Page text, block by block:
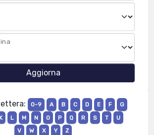
0-9 A B C D E F
G
L M N O P Q R S T
U
V
W X Y Z